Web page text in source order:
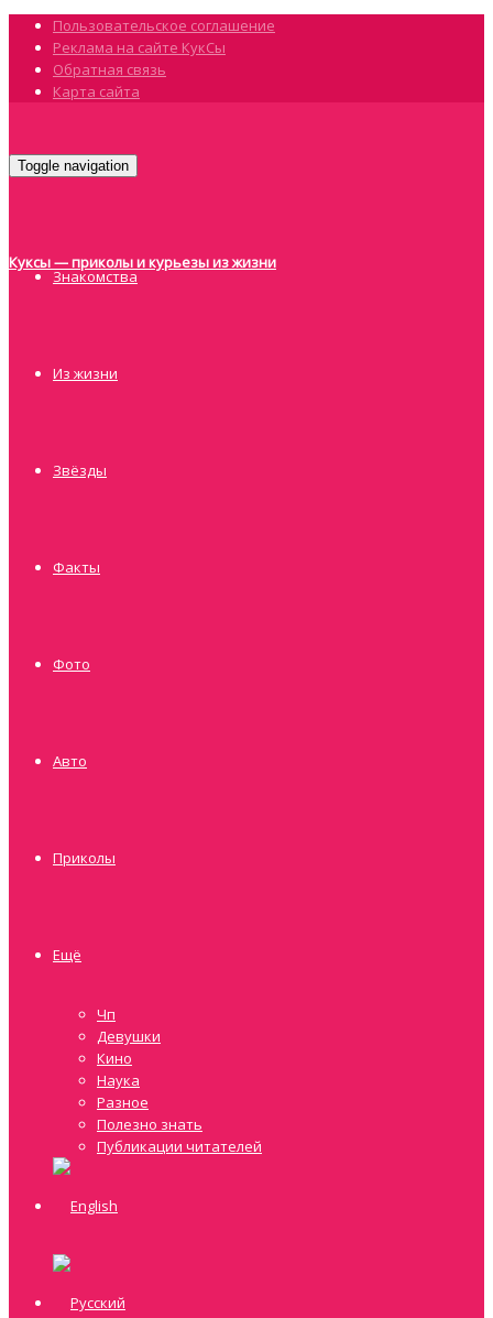
Пользовательское соглашение
Реклама на сайте КукСы
Обратная связь
Карта сайта
Toggle navigation
Куксы — приколы и курьезы из жизни
Знакомства
Из жизни
Звёзды
Факты
Фото
Авто
Приколы
Ещё
Чп
Девушки
Кино
Наука
Разное
Полезно знать
Публикации читателей